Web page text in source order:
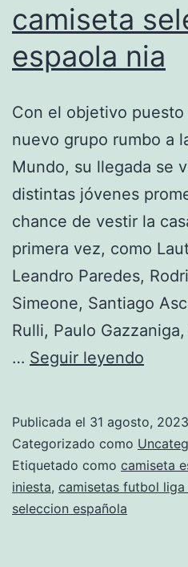
camiseta
espaola nia
Con el objetivo
nuevo grupo rumbo a
Mundo, su llegada se
distintas jóvenes
chance de vestir la
primera vez, como
Leandro Paredes,
Simeone, Santiago
Rulli, Paulo
… Seguir leyendo
nia
Publicada el 31 agosto, 2023
Categorizado como
Etiquetado como camiseta
iniesta, camisetas futbol liga
seleccion española